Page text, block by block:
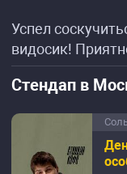
Успел
видосик!
Стендап в